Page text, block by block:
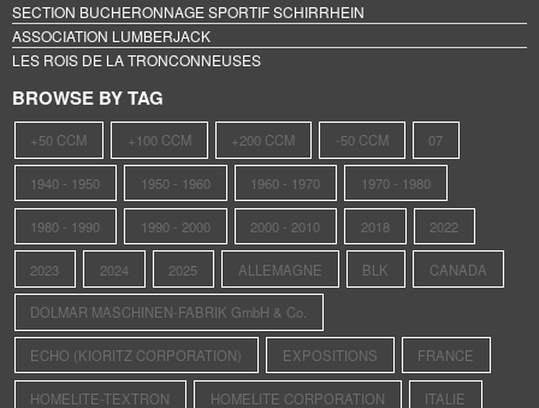
SECTION BUCHERONNAGE SPORTIF SCHIRRHEIN
ASSOCIATION LUMBERJACK
LES ROIS DE LA TRONCONNEUSES
BROWSE BY TAG
+50 CCM +100 CCM +200 CCM -50 CCM 07
1940 - 1950 1950 - 1960 1960 - 1970 1970 - 1980
1980 - 1990 1990 - 2000 2000 - 2010 2018 2022
2023 2024 2025 ALLEMAGNE BLK CANADA
DOLMAR MASCHINEN-FABRIK GmbH & Co.
ECHO (KIORITZ CORPORATION) EXPOSITIONS FRANCE
HOMELITE-TEXTRON HOMELITE CORPORATION ITALIE